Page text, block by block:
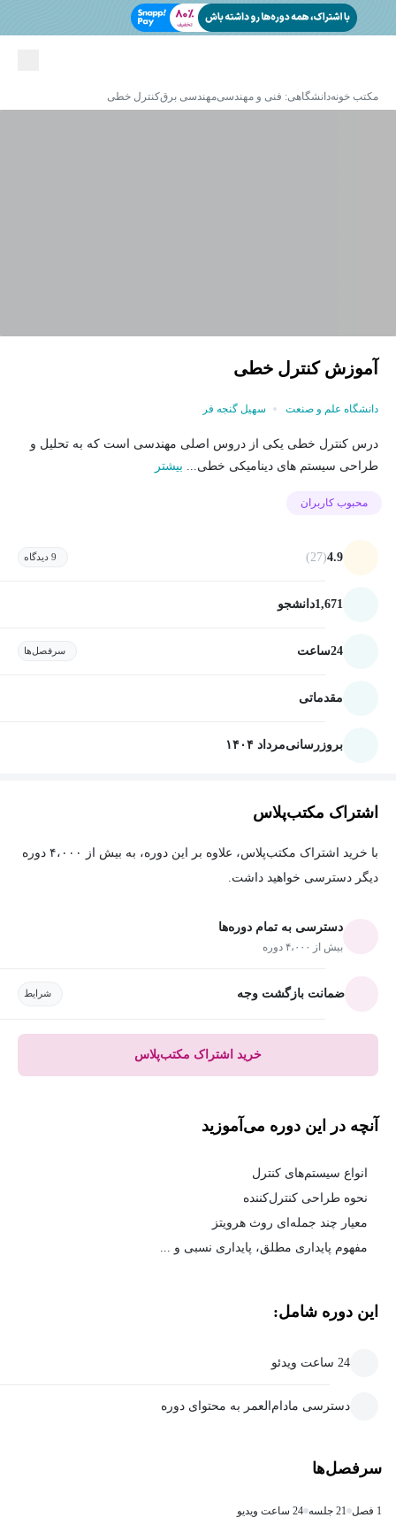
مکتب خونهدانشگاهی: فنی و مهندسیمهندسی برقکنترل خطی
آموزش کنترل خطی
دانشگاه علم و صنعت سهیل گنجه فر
درس کنترل خطی یکی از دروس اصلی مهندسی است که به تحلیل و
طراحی سیستم های دینامیکی خطی... بیشتر
محبوب کاربران
4.9
(27) 9 دیدگاه
1,671دانشجو
24ساعت سرفصل‌ها
مقدماتی
بروزرسانیمرداد ۱۴۰۴
اشتراک مکتب‌پلاس
با خرید اشتراک مکتب‌پلاس، علاوه بر این دوره، به بیش از ۴،۰۰۰ دوره
دیگر دسترسی خواهید داشت.
دسترسی به تمام دوره‌ها
بیش از ۴،۰۰۰ دوره
ضمانت بازگشت وجه شرایط
خرید اشتراک مکتب‌پلاس
آنچه در این دوره می‌آموزید
انواع سیستم‌های کنترل
نحوه طراحی کنترل‌کننده
معیار چند جمله‌ای روث هرویتز
مفهوم پایداری مطلق، پایداری نسبی و ...
این دوره شامل:
24 ساعت ویدئو
دسترسی مادام‌العمر به محتوای دوره
سرفصل‌ها
1 فصل 21 جلسه 24 ساعت ویدیو